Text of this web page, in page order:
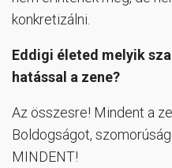
konkretizálni.
Eddigi életed melyik
hatással a zene?
Az összesre! Mindent a
Boldogságot,
MINDENT!